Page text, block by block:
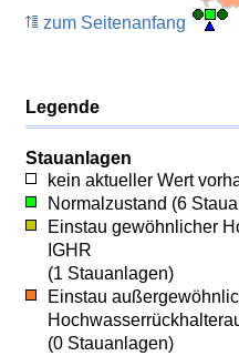
zum Seitenanfang
Legende
Stauanlagen
kein aktueller Wert
Normalzustand (6
Einstau gewöhnlicher
IGHR
(1 Stauanlagen)
Einstau
(0 Stauanlagen)